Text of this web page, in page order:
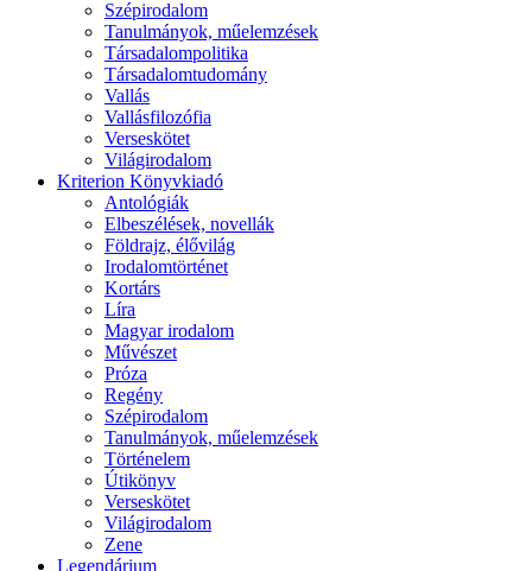
Szépirodalom
Tanulmányok, műelemzések
Társadalompolitika
Társadalomtudomány
Vallás
Vallásfilozófia
Verseskötet
Világirodalom
Kriterion Könyvkiadó
Antológiák
Elbeszélések, novellák
Földrajz, élővilág
Irodalomtörténet
Kortárs
Líra
Magyar irodalom
Művészet
Próza
Regény
Szépirodalom
Tanulmányok, műelemzések
Történelem
Útikönyv
Verseskötet
Világirodalom
Zene
Legendárium